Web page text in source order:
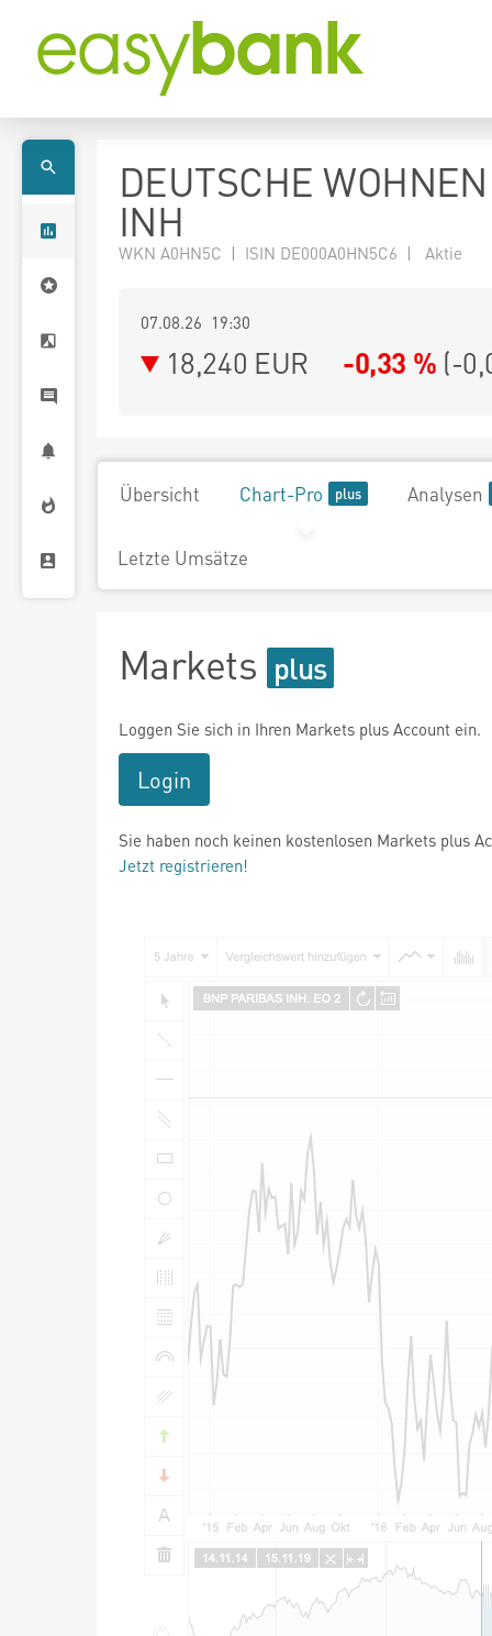
DEUTSCHE
INH
WKN A0HN5C | ISIN DE000A0HN5C6 | Aktie
07.08.26 19:30
18,240 EUR -0,33 % (-
Übersicht Chart-Pro Analysen
Letzte Umsätze
Markets
Loggen Sie sich in Ihren Markets plus Account ein.
Login
Sie haben noch keinen kostenlosen Markets plus
Jetzt registrieren!